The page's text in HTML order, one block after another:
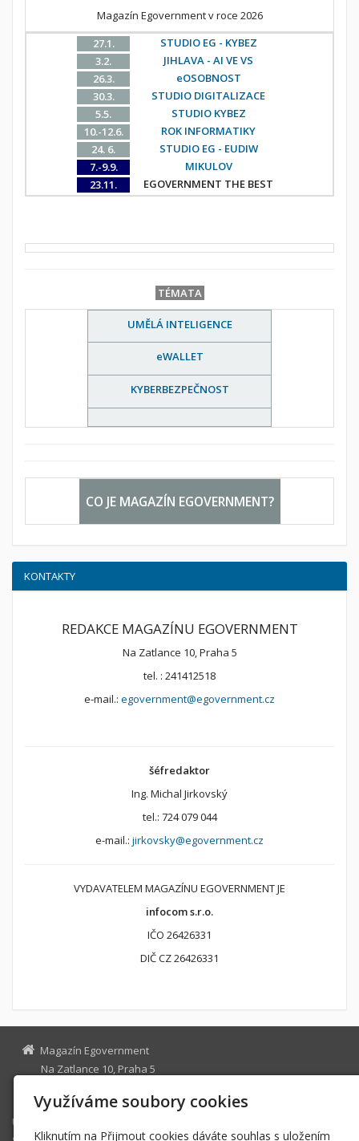
Magazín Egovernment v roce 2026
27.1.
STUDIO EG - KYBEZ
3.2.
JIHLAVA - AI VE VS
26.3.
eOSOBNOST
30.3.
STUDIO DIGITALIZACE
5.5.
STUDIO KYBEZ
10.-12.6.
ROK INFORMATIKY
24. 6.
STUDIO EG - EUDIW
7.-9.9.
MIKULOV
23.11.
EGOVERNMENT THE BEST
TÉMATA
UMĚLÁ INTELIGENCE
eWALLET
KYBERBEZPEČNOST
CO JE MAGAZÍN EGOVERNMENT?
KONTAKTY
REDAKCE MAGAZÍNU EGOVERNMENT
Na Zatlance 10, Praha 5
tel. : 241412518
e-mail.: egovernment@egovernment.cz
šéfredaktor
Ing. Michal Jirkovský
tel.: 724 079 044
e-mail.: jirkovsky@egovernment.cz
VYDAVATELEM MAGAZÍNU EGOVERNMENT JE
infocom s.r.o.
IČO 26426331
DIČ CZ 26426331
Magazín Egovernment
Na Zatlance 10, Praha 5
egovernment@egovernment.cz
Úvodní stránka
Využíváme soubory cookies
Kliknutím na Přijmout cookies dáváte souhlas s uložením